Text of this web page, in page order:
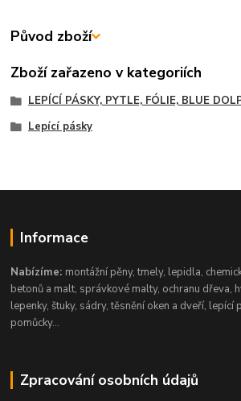
Původ zboží
Zboží zařazeno v kategoriích
LEPÍCÍ PÁSKY, PYTLE, FÓLIE, BLUE
Lepící pásky
Informace
Nabízíme: montážní pěny, tmely, lepidla,
betonů a malt, správkové malty, ochranu dřeva,
lepenky, štuky, sádry, těsnění oken a dveří, lepící
pomůcky...
Zpracování osobních údajů